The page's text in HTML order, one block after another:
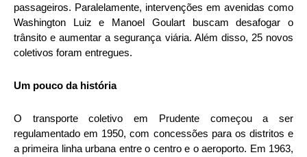
passageiros. Paralelamente, intervenções em avenidas como
Washington Luiz e Manoel Goulart buscam desafogar o
trânsito e aumentar a segurança viária. Além disso, 25 novos
coletivos foram entregues.
Um pouco da história
O transporte coletivo em Prudente começou a ser
regulamentado em 1950, com concessões para os distritos e
a primeira linha urbana entre o centro e o aeroporto. Em 1963,